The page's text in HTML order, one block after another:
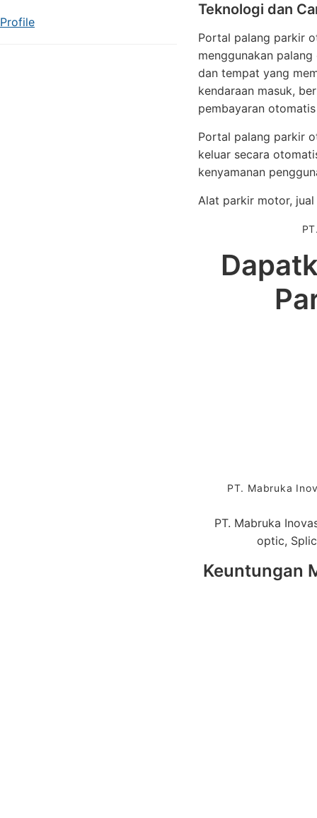
Profile
Teknologi dan
Portal palang parkir
menggunakan
dan tempat yang
kendaraan masuk,
pembayaran
Portal palang parkir
keluar secara
kenyamanan
Alat parkir motor,
PT. Mabruka
PT. Mabruka
optic,
Keuntungan